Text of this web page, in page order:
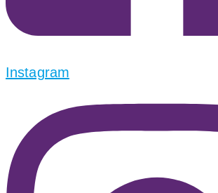
Instagram